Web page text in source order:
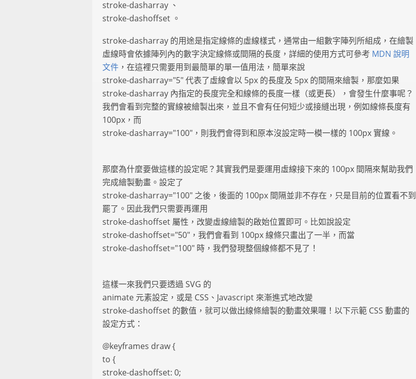
stroke-dasharray 、
stroke-dashoffset 。
stroke-dasharray 的用途是指定線條的虛線樣式，通常由一組數字陣列所組成，在繪製
虛線時會依據陣列內的數字決定線條或間隔的長度，詳細的使用方式可參考 MDN 說明
文件 ，在這裡只需要用到最簡單的單一值用法，簡單來說
stroke-dasharray="5" 代表了虛線會以 5px 的長度及 5px 的間隔來繪製，那麼如果
stroke-dasharray 內指定的長度完全和線條的長度一樣（或更長），會發生什麼事呢？
我們會看到完整的實線被繪製出來，並且不會有任何短少或接縫出現，例如線條長度有
100px，而
stroke-dasharray="100"，則我們會得到和原本沒設定時一模一樣的 100px 實線。
那麼為什麼要做這樣的設定呢？其實我們是要運用虛線接下來的 100px 間隔來幫助我們
完成繪製動畫。設定了
stroke-dasharray="100" 之後，後面的 100px 間隔並非不存在，只是目前的位置看不到
罷了。因此我們只需要再運用
stroke-dashoffset 屬性，改變虛線繪製的啟始位置即可。比如說設定
stroke-dashoffset="50"，我們會看到 100px 線條只畫出了一半，而當
stroke-dashoffset="100" 時，我們發現整個線條都不見了！
這樣一來我們只要透過 SVG 的
animate 元素設定，或是 CSS、Javascript 來漸進式地改變
stroke-dashoffset 的數值，就可以做出線條繪製的動畫效果囉！以下示範 CSS 動畫的
設定方式：
@keyframes draw {
to {
stroke-dashoffset: 0;